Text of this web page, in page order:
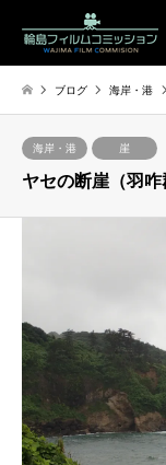
ブログ 海岸・港
海岸・港 崖
ヤセの断崖（羽咋